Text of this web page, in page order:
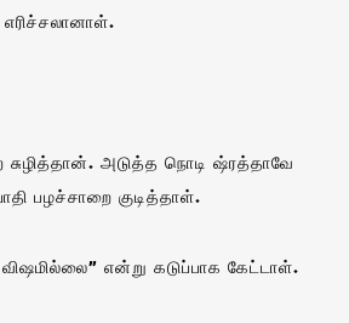
அடுத்த நொடி ஷ்ரத்தாவே
பழச்சாறை குடித்தாள்.
என்று கடுப்பாக கேட்டாள்.